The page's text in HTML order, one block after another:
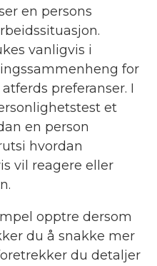
en persons
vanligvis i
for
preferanser. I
et
en person
hvordan
vil reagere eller
opptre dersom
du å snakke mer
du detaljer